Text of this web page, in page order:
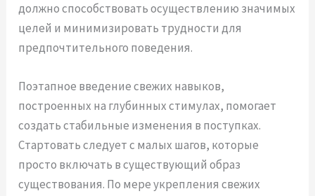
должно способствовать осуществлению значимых
целей и минимизировать трудности для
предпочтительного поведения.
Поэтапное введение свежих навыков,
построенных на глубинных стимулах, помогает
создать стабильные изменения в поступках.
Стартовать следует с малых шагов, которые
просто включать в существующий образ
существования. По мере укрепления свежих